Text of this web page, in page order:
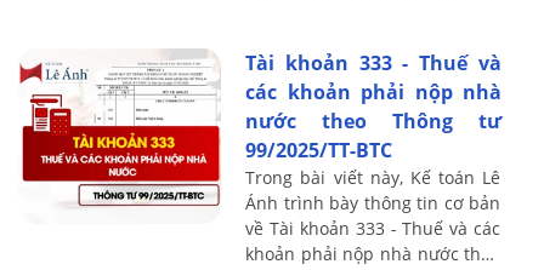
nội ...
Tài khoản 333 - Thuế và
các khoản phải nộp nhà
nước theo Thông tư
99/2025/TT-BTC
Trong bài viết này, Kế toán Lê
Ánh trình bày thông tin cơ bản
về Tài khoản 333 - Thuế và các
khoản phải nộp nhà nước theo